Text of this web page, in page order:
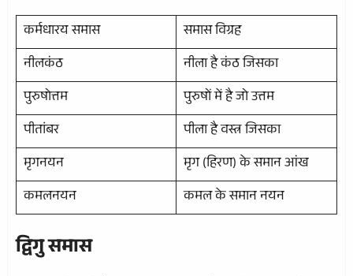
कर्मधारय समास
समास विग्रह
नीलकंठ
नीला है कंठ जिसका
पुरुषोत्तम
पुरुषों में है जो उत्तम
पीतांबर
पीला है वस्त्र जिसका
मृगनयन
मृग (हिरण) के समान आंख
कमलनयन
कमल के समान नयन
द्विगु समास